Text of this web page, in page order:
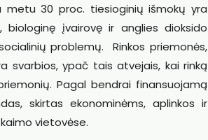
metu 30 proc. tiesioginių išmokų yra
įvairovę ir anglies dioksido
problemų. Rinkos priemonės,
svarbios, ypač tais atvejais, kai rinką
Pagal bendrai finansuojamą
skirtas ekonominėms, aplinkos ir
vietovėse.